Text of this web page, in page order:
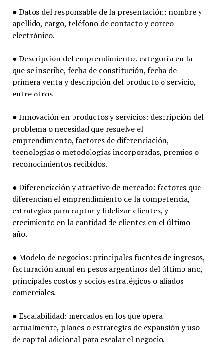
● Datos del responsable de la presentación: nombre y
apellido, cargo, teléfono de contacto y correo
electrónico.
● Descripción del emprendimiento: categoría en la
que se inscribe, fecha de constitución, fecha de
primera venta y descripción del producto o servicio,
entre otros.
● Innovación en productos y servicios: descripción del
problema o necesidad que resuelve el
emprendimiento, factores de diferenciación,
tecnologías o metodologías incorporadas, premios o
reconocimientos recibidos.
● Diferenciación y atractivo de mercado: factores que
diferencian el emprendimiento de la competencia,
estrategias para captar y fidelizar clientes, y
crecimiento en la cantidad de clientes en el último
año.
● Modelo de negocios: principales fuentes de ingresos,
facturación anual en pesos argentinos del último año,
principales costos y socios estratégicos o aliados
comerciales.
● Escalabilidad: mercados en los que opera
actualmente, planes o estrategias de expansión y uso
de capital adicional para escalar el negocio.